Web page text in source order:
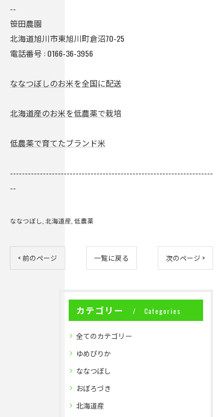
--
笹田農園
北海道旭川市東旭川町倉沼70-25
電話番号 : 0166-36-3956
ななつぼしのお米を全国に配送
北海道産のお米を低農薬で栽培
低農薬で育てたブランド米
--------------------------------------------------------------------
--
ななつぼし 北海道産 低農薬
< 前のページ 一覧に戻る 次のページ >
カテゴリー Categories
全てのカテゴリー
ゆめぴりか
ななつぼし
おぼろづき
北海道産